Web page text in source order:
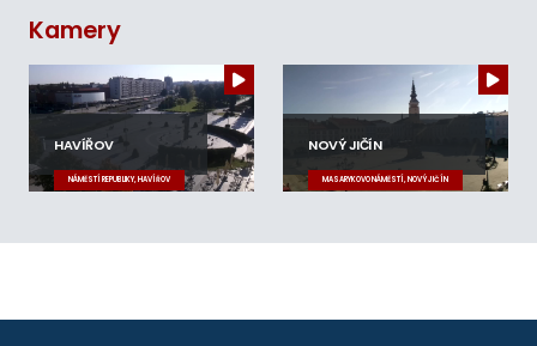
Kamery
HAVÍŘOV
NÁMĚSTÍ REPUBLIKY, HAVÍŘOV
NOVÝ JIČÍN
MASARYKOVO NÁMĚSTÍ, NOVÝ JIČÍN